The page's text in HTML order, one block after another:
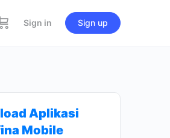
Sign in Sign up
Aplikasi
Mobile